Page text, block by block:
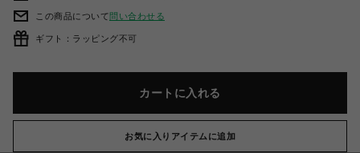
この商品について問い合わせる
ギフト：ラッピング不可
カートに入れる
お気に入りアイテムに追加